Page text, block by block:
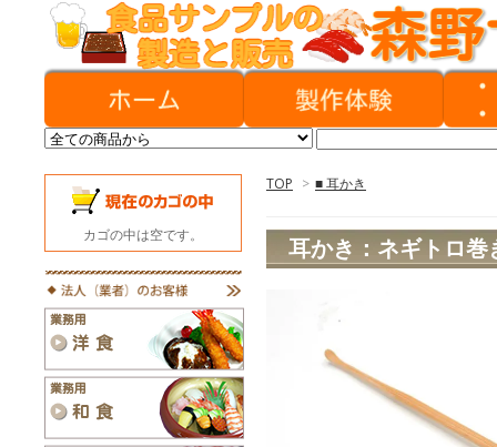
TOP > ■ 耳かき
耳かき：ネギトロ巻
カゴの中は空です。